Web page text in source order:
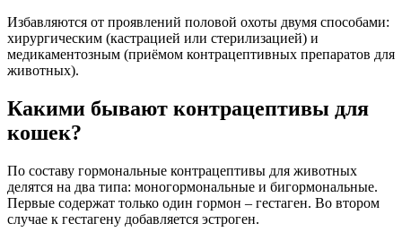
Избавляются от проявлений половой охоты двумя способами:
хирургическим (кастрацией или стерилизацией) и
медикаментозным (приёмом контрацептивных препаратов для
животных).
Какими бывают контрацептивы для
кошек?
По составу гормональные контрацептивы для животных
делятся на два типа: моногормональные и бигормональные.
Первые содержат только один гормон – гестаген. Во втором
случае к гестагену добавляется эстроген.